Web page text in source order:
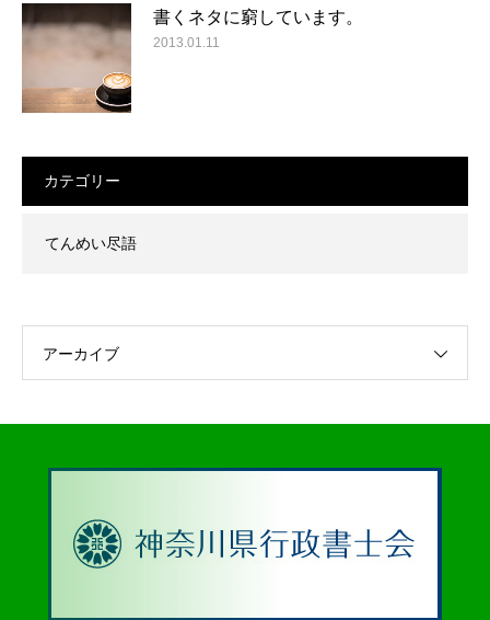
書くネタに窮しています。
2013.01.11
カテゴリー
てんめい尽語
アーカイブ